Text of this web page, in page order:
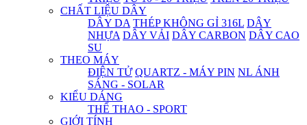
CHẤT LIỆU DÂY
DÂY DA THÉP KHÔNG GỈ 316L DÂY
NHỰA DÂY VẢI DÂY CARBON DÂY CAO
SU
THEO MÁY
ĐIỆN TỬ QUARTZ - MÁY PIN NL ÁNH
SÁNG - SOLAR
KIỂU DÁNG
THỂ THAO - SPORT
GIỚI TÍNH